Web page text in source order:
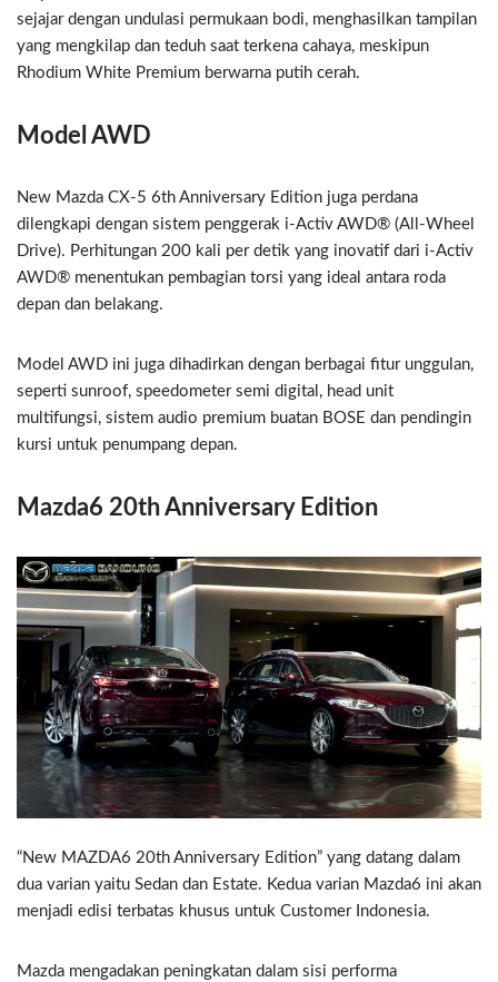
sejajar dengan undulasi permukaan bodi, menghasilkan tampilan
yang mengkilap dan teduh saat terkena cahaya, meskipun
Rhodium White Premium berwarna putih cerah.
Model AWD
New Mazda CX-5 6th Anniversary Edition juga perdana
dilengkapi dengan sistem penggerak i-Activ AWD® (All-Wheel
Drive). Perhitungan 200 kali per detik yang inovatif dari i-Activ
AWD® menentukan pembagian torsi yang ideal antara roda
depan dan belakang.
Model AWD ini juga dihadirkan dengan berbagai fitur unggulan,
seperti sunroof, speedometer semi digital, head unit
multifungsi, sistem audio premium buatan BOSE dan pendingin
kursi untuk penumpang depan.
Mazda6 20th Anniversary Edition
“New MAZDA6 20th Anniversary Edition” yang datang dalam
dua varian yaitu Sedan dan Estate. Kedua varian Mazda6 ini akan
menjadi edisi terbatas khusus untuk Customer Indonesia.
Mazda mengadakan peningkatan dalam sisi performa